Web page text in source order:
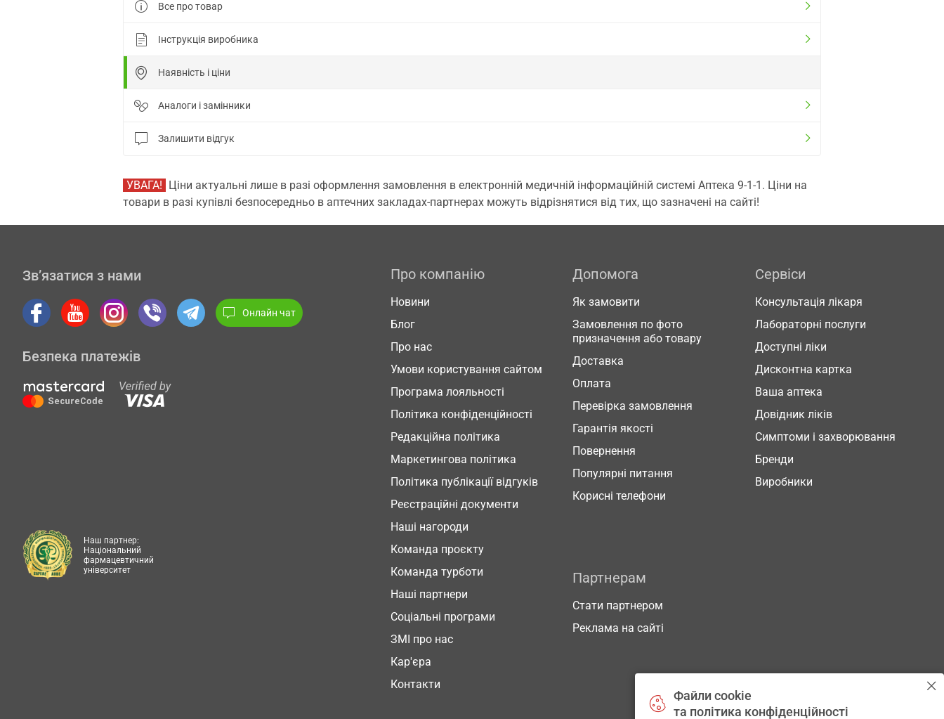
Все про товар
Інструкція виробника
Наявність і ціни
Аналоги і замінники
Залишити відгук
УВАГА! Ціни актуальні лише в разі оформлення замовлення в електронній медичній інформаційній системі Аптека 9-1-1. Ціни на
товари в разі купівлі безпосередньо в аптечних закладах-партнерах можуть відрізнятися від тих, що зазначені на сайті!
Зв’язатися з нами
Онлайн чат
Безпека платежів
Про компанію
Новини
Блог
Про нас
Умови користування сайтом
Програма лояльності
Політика конфіденційності
Редакційна політика
Маркетингова політика
Політика публікації відгуків
Реєстраційні документи
Наші нагороди
Команда проєкту
Команда турботи
Наші партнери
Соціальні програми
ЗМІ про нас
Кар'єра
Контакти
Допомога
Як замовити
Замовлення по фото
призначення або товару
Доставка
Оплата
Перевірка замовлення
Гарантія якості
Повернення
Популярні питання
Корисні телефони
Сервіси
Консультація лікаря
Лабораторні послуги
Доступні ліки
Дисконтна картка
Ваша аптека
Довідник ліків
Симптоми і захворювання
Бренди
Виробники
Партнерам
Стати партнером
Реклама на сайті
Наш партнер:
Національний
фармацевтичний
університет
Файли cookie
та політика конфіденційності